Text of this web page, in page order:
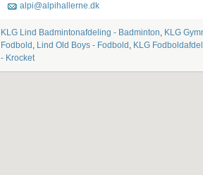
alpi@alpihallerne.dk
KLG Lind Badmintonafdeling - Badminton, KLG
Fodbold , Lind Old Boys - Fodbold , KLG
- Krocket